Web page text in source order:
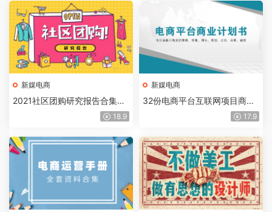
新媒电商
2021社区团购研究报告合集30
18.9
新媒电商
32份电商平台互联网项目商业
17.9